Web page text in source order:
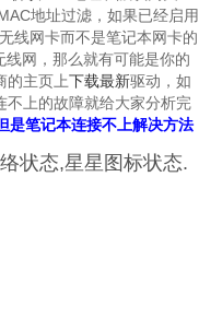
地址过滤，如果已经启用
线网卡而不是笔记本网卡的
网，那么就有可能是你的
的主页上下载最新驱动，如
不上的故障就给大家分析完
是笔记本连接不上解决方法
状态,星星图标状态.